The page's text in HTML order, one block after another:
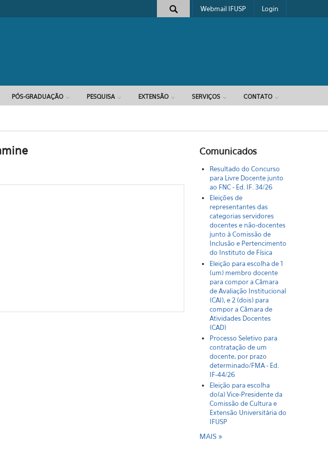
Formulário de busca
Webmail IFUSP Login
PÓS-GRADUAÇÃO PESQUISA EXTENSÃO SERVIÇOS CONTATO
Comunicados
Resultado do Concurso
para Livre Docente junto
ao FNC - Ed. IF. 34/26
Eleições de
representantes das
categorias servidores
docentes e não-docentes
junto à Comissão de
Inclusão e Pertencimento
do Instituto de Física
Eleição para escolha de 1
(um) membro docente
para compor a Câmara
de Avaliação Institucional
(CAI), e 2 (dois) para
compor a Câmara de
Atividades Docentes
(CAD)
Processo Seletivo para
contratação de um
docente, por prazo
determinado/FMA - Ed.
IF-44/26
Eleição para escolha
do(a) Vice-Presidente da
Comissão de Cultura e
Extensão Universitária do
IFUSP
MAIS